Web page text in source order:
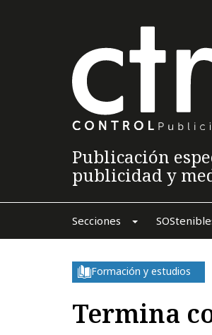
Publicación
publicidad y
Secciones
Formación y estudios
Termina